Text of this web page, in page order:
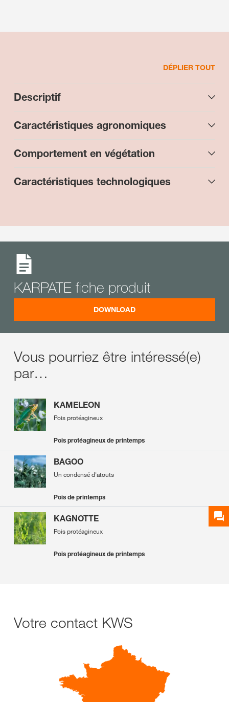
DÉPLIER TOUT
Descriptif
Caractéristiques agronomiques
Comportement en végétation
Caractéristiques technologiques
KARPATE fiche produit
DOWNLOAD
Vous pourriez être intéressé(e)
par…
KAMELEON
Pois protéagineux
Pois protéagineux de printemps
BAGOO
Un condensé d'atouts
Pois de printemps
KAGNOTTE
Pois protéagineux
Pois protéagineux de printemps
Votre contact KWS